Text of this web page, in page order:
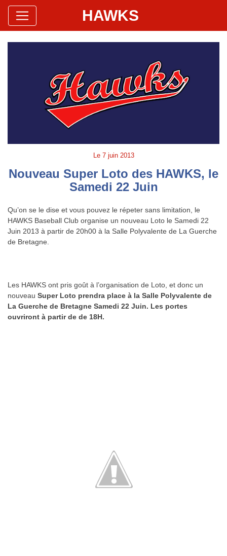
Hawks Baseball Softball
Site Officiel HAWKS
Le 7 juin 2013
Nouveau Super Loto des HAWKS, le
Samedi 22 Juin
Qu’on se le dise et vous pouvez le répeter sans limitation, le
HAWKS Baseball Club organise un nouveau Loto le Samedi 22
Juin 2013 à partir de 20h00 à la Salle Polyvalente de La Guerche
de Bretagne.
Les HAWKS ont pris goût à l’organisation de Loto, et donc un
nouveau Super Loto prendra place à la Salle Polyvalente de
La Guerche de Bretagne Samedi 22 Juin. Les portes
ouvriront à partir de de 18H.